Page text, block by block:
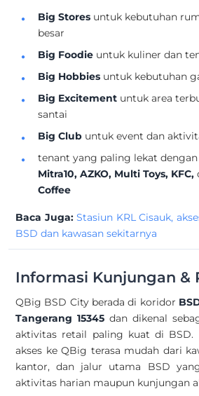
Big Stores untuk kebutuhan
besar
Big Foodie untuk kuliner dan
Big Hobbies untuk kebutuhan
Big Excitement untuk area
santai
Big Club untuk event dan
tenant yang paling lekat
Mitra10, AZKO, Multi Toys, KFC,
Coffee
Baca Juga: Stasiun KRL Cisauk,
BSD dan kawasan sekitarnya
Informasi Kunjungan &
QBig BSD City berada di koridor
Tangerang 15345 dan dikenal
aktivitas retail paling kuat di BSD.
akses ke QBig terasa mudah dari
kantor, dan jalur utama BSD
aktivitas harian maupun kunjungan